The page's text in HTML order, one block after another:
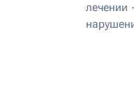
лечении